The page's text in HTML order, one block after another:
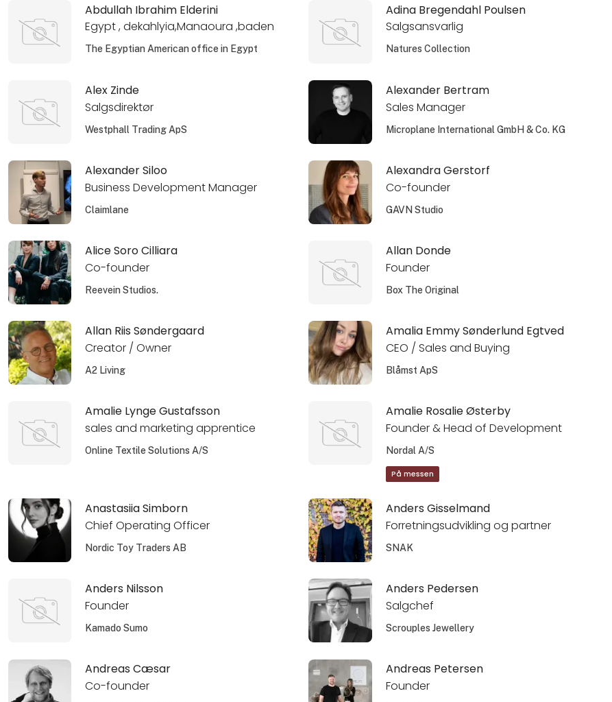
Abdullah Ibrahim Elderini
Egypt , dekahlyia,Manaoura ,baden
The Egyptian American office in Egypt
Adina Bregendahl Poulsen
Salgsansvarlig
Natures Collection
Alex Zinde
Salgsdirektør
Westphall Trading ApS
Alexander Bertram
Sales Manager
Microplane International GmbH & Co. KG
Alexander Siloo
Business Development Manager
Claimlane
Alexandra Gerstorf
Co-founder
GAVN Studio
Alice Soro Cilliara
Co-founder
Reevein Studios.
Allan Donde
Founder
Box The Original
Allan Riis Søndergaard
Creator / Owner
A2 Living
Amalia Emmy Sønderlund Egtved
CEO / Sales and Buying
Blåmst ApS
Amalie Lynge Gustafsson
sales and marketing apprentice
Online Textile Solutions A/S
Amalie Rosalie Østerby
Founder & Head of Development
Nordal A/S
På messen
Anastasiia Simborn
Chief Operating Officer
Nordic Toy Traders AB
Anders Gisselmand
Forretningsudvikling og partner
SNAK
Anders Nilsson
Founder
Kamado Sumo
Anders Pedersen
Salgchef
Scrouples Jewellery
Andreas Cæsar
Co-founder
Andreas Petersen
Founder